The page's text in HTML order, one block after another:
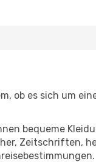
ob es sich um
bequeme
Zeitschriften,